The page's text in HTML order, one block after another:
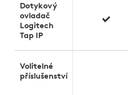
Dotykový
ovladač
Logitech
Tap IP
Volitelné
příslušenství